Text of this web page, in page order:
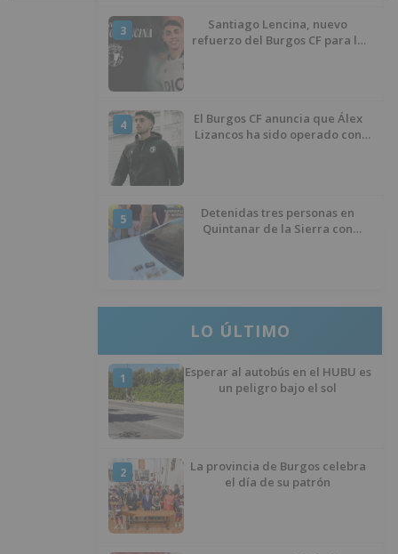
3
Santiago Lencina, nuevo
refuerzo del Burgos CF para la
4
El Burgos CF anuncia que Álex
Lizancos ha sido operado con
5
Detenidas tres personas en
Quintanar de la Sierra con
LO ÚLTIMO
1
Esperar al autobús en el HUBU es
un peligro bajo el sol
2
La provincia de Burgos celebra
el día de su patrón